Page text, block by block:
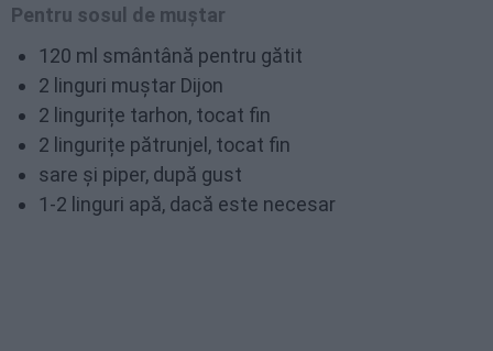
Pentru sosul de muștar
120 ml smântână pentru gătit
2 linguri muștar Dijon
2 lingurițe tarhon, tocat fin
2 lingurițe pătrunjel, tocat fin
sare și piper, după gust
1-2 linguri apă, dacă este necesar